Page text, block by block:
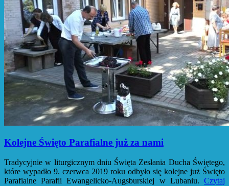
Kolejne Święto Parafialne już za nami
Tradycyjnie w liturgicznym dniu Święta Zesłania Ducha Świętego,
które wypadło 9. czerwca 2019 roku odbyło się kolejne już Święto
Parafialne Parafii Ewangelicko-Augsburskiej w Lubaniu. Czytaj